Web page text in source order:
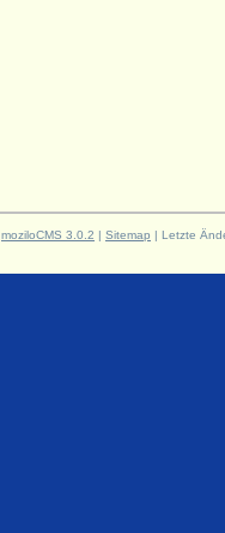
moziloCMS 3.0.2 | Sitemap | Letzte